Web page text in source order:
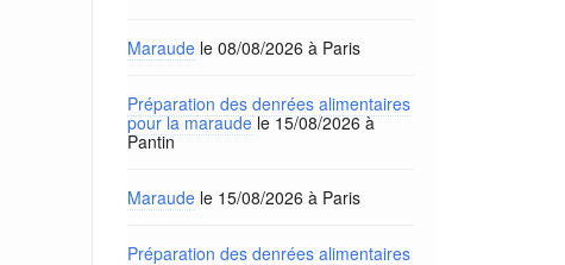
Maraude le 08/08/2026 à Paris
Préparation des denrées alimentaires
pour la maraudele 15/08/2026 à
Pantin
Maraude le 15/08/2026 à Paris
Préparation des denrées alimentaires